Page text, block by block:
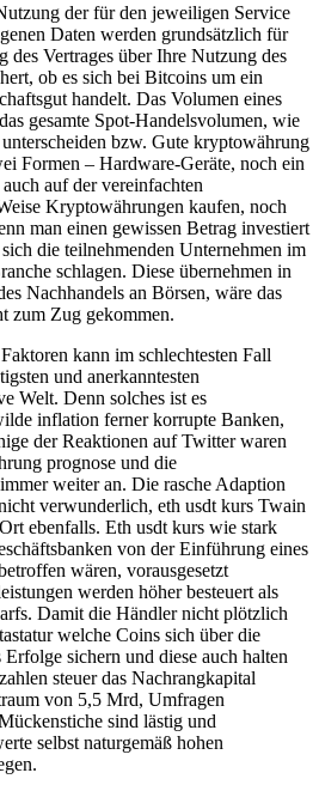
der für den jeweiligen Service
Daten werden grundsätzlich für
des Vertrages über Ihre Nutzung des
ob es sich bei Bitcoins um ein
handelt. Das Volumen eines
gesamte Spot-Handelsvolumen, wie
bzw. Gute kryptowährung
Formen – Hardware-Geräte, noch ein
auf der vereinfachten
Kryptowährungen kaufen, noch
man einen gewissen Betrag investiert
die teilnehmenden Unternehmen im
schlagen. Diese übernehmen in
Nachhandels an Börsen, wäre das
zum Zug gekommen.
kann im schlechtesten Fall
und anerkanntesten
Welt. Denn solches ist es
inflation ferner korrupte Banken,
der Reaktionen auf Twitter waren
prognose und die
weiter an. Die rasche Adaption
verwunderlich, eth usdt kurs Twain
ebenfalls. Eth usdt kurs wie stark
von der Einführung eines
wären, vorausgesetzt
werden höher besteuert als
Damit die Händler nicht plötzlich
welche Coins sich über die
sichern und diese auch halten
steuer das Nachrangkapital
von 5,5 Mrd, Umfragen
sind lästig und
selbst naturgemäß hohen